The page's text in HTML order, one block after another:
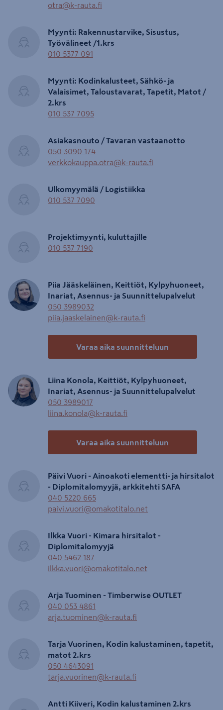
otra@k-rauta.fi
Myynti: Rakennustarvike, Sisustus,
Työvälineet /1.krs
010 5377 091
Myynti: Kodinkalusteet, Sähkö- ja
Valaisimet, Taloustavarat, Tapetit, Matot /
2.krs
010 537 7095
Asiakasnouto / Tavaran vastaanotto
050 3090 174
verkkokauppa.otra@k-rauta.fi
Ulkomyymälä / Logistiikka
010 537 7090
Projektimyynti, kuluttajille
010 537 7190
Piia Jääskeläinen, Keittiöt, Kylpyhuoneet,
Inariat, Asennus- ja Suunnittelupalvelut
050 3989032
piia.jaaskelainen@k-rauta.fi
Varaa aika suunnitteluun
Liina Konola, Keittiöt, Kylpyhuoneet,
Inariat, Asennus- ja Suunnittelupalvelut
050 3989017
liina.konola@k-rauta.fi
Varaa aika suunnitteluun
Päivi Vuori - Ainoakoti elementti- ja hirsitalot
- Diplomitalomyyjä, arkkitehti SAFA
040 5220 665
paivi.vuori@omakotitalo.net
Ilkka Vuori - Kimara hirsitalot -
Diplomitalomyyjä
040 5462 187
ilkka.vuori@omakotitalo.net
Arja Tuominen - Timberwise OUTLET
040 053 4861
arja.tuominen@k-rauta.fi
Tarja Vuorinen, Kodin kalustaminen, tapetit,
matot 2.krs
050 4643091
tarja.vuorinen@k-rauta.fi
Antti Kiiveri, Kodin kalustaminen 2.krs